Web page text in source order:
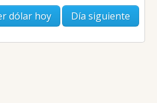
dólar hoy Día siguiente